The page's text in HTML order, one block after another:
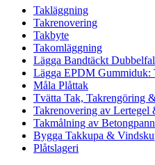
Takläggning
Takrenovering
Takbyte
Takomläggning
Lägga Bandtäckt
Lägga EPDM Gummiduk:
Måla Plåttak
Tvätta Tak, Takrengöring
Takrenovering av Lertegel
Takmålning av
Bygga Takkupa &
Plåtslageri